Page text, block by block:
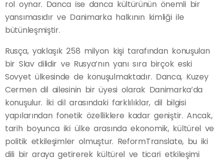
rol oynar. Danca ise danca kültürünün önemli bir
yansımasıdır ve Danimarka halkının kimliği ile
bütünleşmiştir.
Rusça, yaklaşık 258 milyon kişi tarafından konuşulan
bir Slav dilidir ve Rusya’nın yanı sıra birçok eski
Sovyet ülkesinde de konuşulmaktadır. Danca, Kuzey
Cermen dil ailesinin bir üyesi olarak Danimarka’da
konuşulur. İki dil arasındaki farklılıklar, dil bilgisi
yapılarından fonetik özelliklere kadar geniştir. Ancak,
tarih boyunca iki ülke arasında ekonomik, kültürel ve
politik etkileşimler olmuştur. ReformTranslate, bu iki
dili bir araya getirerek kültürel ve ticari etkileşimi